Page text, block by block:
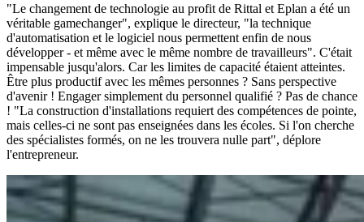
"Le changement de technologie au profit de Rittal et Eplan a été un
véritable gamechanger", explique le directeur, "la technique
d'automatisation et le logiciel nous permettent enfin de nous
développer - et même avec le même nombre de travailleurs". C'était
impensable jusqu'alors. Car les limites de capacité étaient atteintes.
Être plus productif avec les mêmes personnes ? Sans perspective
d'avenir ! Engager simplement du personnel qualifié ? Pas de chance
! "La construction d'installations requiert des compétences de pointe,
mais celles-ci ne sont pas enseignées dans les écoles. Si l'on cherche
des spécialistes formés, on ne les trouvera nulle part", déplore
l'entrepreneur.